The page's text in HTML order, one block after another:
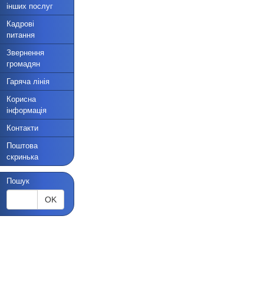
інших послуг
Кадрові
питання
Звернення
громадян
Гаряча лінія
Корисна
інформація
Контакти
Поштова
скринька
Пошук
OK